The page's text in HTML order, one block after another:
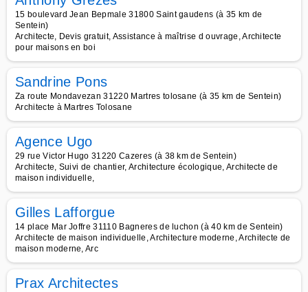
15 boulevard Jean Bepmale 31800 Saint gaudens (à 35 km de
Sentein)
Architecte, Devis gratuit, Assistance à maîtrise d ouvrage, Architecte
pour maisons en boi
Sandrine Pons
Za route Mondavezan 31220 Martres tolosane (à 35 km de Sentein)
Architecte à Martres Tolosane
Agence Ugo
29 rue Victor Hugo 31220 Cazeres (à 38 km de Sentein)
Architecte, Suivi de chantier, Architecture écologique, Architecte de
maison individuelle,
Gilles Lafforgue
14 place Mar Joffre 31110 Bagneres de luchon (à 40 km de Sentein)
Architecte de maison individuelle, Architecture moderne, Architecte de
maison moderne, Arc
Prax Architectes